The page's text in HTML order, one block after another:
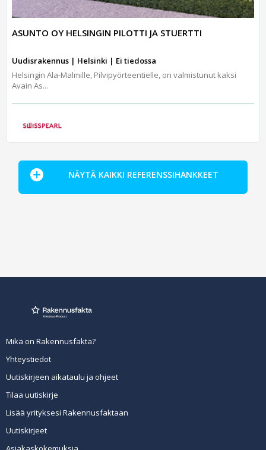
ASUNTO OY HELSINGIN PILOTTI JA STUERTTI
Uudisrakennus | Helsinki | Ei tiedossa
Helsingin Ala-Malmille, Pilvipyörteentielle, on valmistunut kaksi
Avain As...
NÄYTÄ KAIKKI REFERENSSIHANKKEET
Mikä on Rakennusfakta?
Yhteystiedot
Uutiskirjeen aikataulu ja ohjeet
Tilaa uutiskirje
Lisää yrityksesi Rakennusfaktaan
Uutiskirjeet